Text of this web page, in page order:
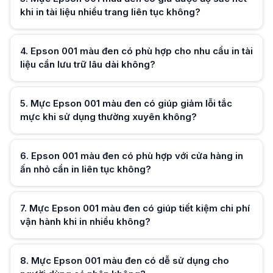
Mực Epson 001 màu đen được phát triển để không gây ăn mòn và hỗ
Hữu ích (0)
khi in tài liệu nhiều trang liên tục không?
4. Epson 001 màu đen có phù hợp cho nhu cầu in tài
liệu cần lưu trữ lâu dài không?
Hữu ích (0)
5. Mực Epson 001 màu đen có giúp giảm lỗi tắc
mực khi sử dụng thường xuyên không?
Hữu ích (0)
6. Epson 001 màu đen có phù hợp với cửa hàng in
ấn nhỏ cần in liên tục không?
Hữu ích (0)
7. Mực Epson 001 màu đen có giúp tiết kiệm chi phí
vận hành khi in nhiều không?
8. Mực Epson 001 màu đen có dễ sử dụng cho